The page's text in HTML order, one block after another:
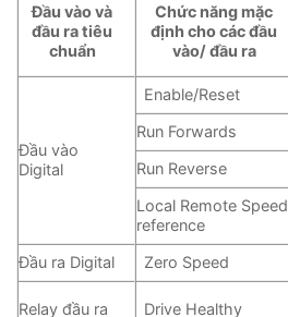
Đầu vào và
đầu ra tiêu
chuẩn
Chức năng mặc
định cho các đầu
vào/ đầu ra
Đầu vào
Digital
Enable/Reset
Run Forwards
Run Reverse
Local Remote Speed
reference
Đầu ra Digital
Zero Speed
Relay đầu ra Drive Healthy